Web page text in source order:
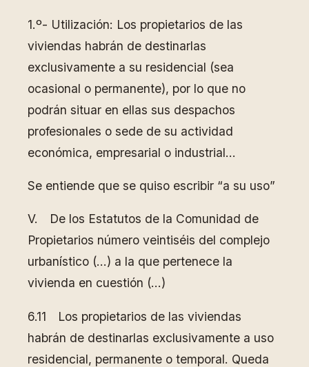
1.º- Utilización: Los propietarios de las
viviendas habrán de destinarlas
exclusivamente a su residencial (sea
ocasional o permanente), por lo que no
podrán situar en ellas sus despachos
profesionales o sede de su actividad
económica, empresarial o industrial…
Se entiende que se quiso escribir “a su uso”
V. De los Estatutos de la Comunidad de
Propietarios número veintiséis del complejo
urbanístico (…) a la que pertenece la
vivienda en cuestión (…)
6.11 Los propietarios de las viviendas
habrán de destinarlas exclusivamente a uso
residencial, permanente o temporal. Queda